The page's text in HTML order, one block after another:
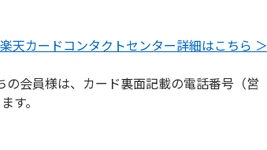
楽天カードコンタクトセンター詳細はこちら ＞
会員様は、カード裏面記載の電話番号（営
す。